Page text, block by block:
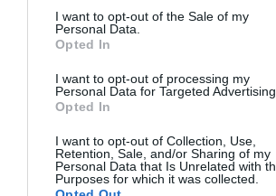
consent section.
I want to opt-out of the Sale of my
Personal Data.
Opted In
I want to opt-out of processing my
Personal Data for Targeted Advertising.
Opted In
I want to opt-out of Collection, Use,
Retention, Sale, and/or Sharing of my
Personal Data that Is Unrelated with
Purposes for which it was collected.
(Fotó: egerse.com)
Ne maradjon le a legfrissebb
bennünket az EGRI ÜGYEK